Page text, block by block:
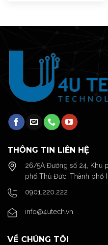
THÔNG TIN LIÊN HỆ
26/5A Đường số 24, Khu
phố Thủ Đức, Thành phố
0901.220.222
info@4utech.vn
VỀ CHÚNG TÔI